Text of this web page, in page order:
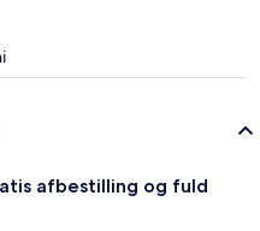
afbestilling og fuld